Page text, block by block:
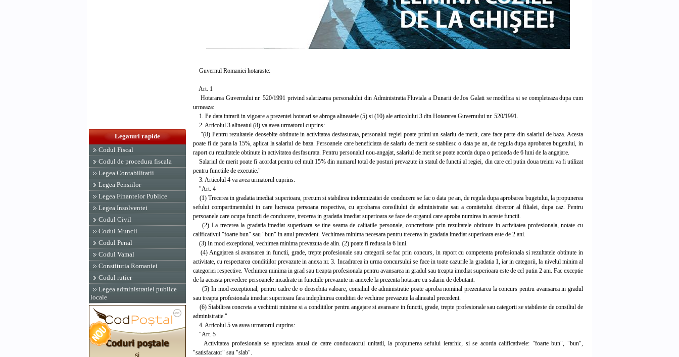
Legaturi rapide
Codul Fiscal
Codul de procedura fiscala
Legea Contabilitatii
Legea Pensiilor
Legea Finantelor Publice
Legea Insolventei
Codul Civil
Codul Muncii
Codul Penal
Codul Vamal
Constitutia Romaniei
Codul rutier
Legea administratiei publice
locale
Guvernul Romaniei hotaraste:
Art. 1
Hotararea Guvernului nr. 520/1991 privind salarizarea personalului din Administratia Fluviala a Dunarii de Jos Galati se modifica si se completeaza dupa cum
urmeaza:
1. Pe data intrarii in vigoare a prezentei hotarari se abroga alineatele (5) si (10) ale articolului 3 din Hotararea Guvernului nr. 520/1991.
2. Articolul 3 alineatul (8) va avea urmatorul cuprins:
"(8) Pentru rezultatele deosebite obtinute in activitatea desfasurata, personalul regiei poate primi un salariu de merit, care face parte din salariul de baza. Acesta
poate fi de pana la 15%, aplicat la salariul de baza. Persoanele care beneficiaza de salariu de merit se stabilesc o data pe an, de regula dupa aprobarea bugetului, in
raport cu rezultatele obtinute in activitatea desfasurata. Pentru personalul nou-angajat, salariul de merit se poate acorda dupa o perioada de 6 luni de la angajare.
Salariul de merit poate fi acordat pentru cel mult 15% din numarul total de posturi prevazute in statul de functii al regiei, din care cel putin doua treimi va fi utilizat
pentru functiile de executie."
3. Articolul 4 va avea urmatorul cuprins:
"Art. 4
(1) Trecerea in gradatia imediat superioara, precum si stabilirea indemnizatiei de conducere se fac o data pe an, de regula dupa aprobarea bugetului, la propunerea
sefului compartimentului in care lucreaza persoana respectiva, cu aprobarea consiliului de administratie sau a comitetului director al filialei, dupa caz. Pentru
persoanele care ocupa functii de conducere, trecerea in gradatia imediat superioara se face de organul care aproba numirea in aceste functii.
(2) La trecerea la gradatia imediat superioara se tine seama de calitatile personale, concretizate prin rezultatele obtinute in activitatea profesionala, notate cu
calificativul "foarte bun" sau "bun" in anul precedent. Vechimea minima necesara pentru trecerea in gradatia imediat superioara este de 2 ani.
(3) In mod exceptional, vechimea minima prevazuta de alin. (2) poate fi redusa la 6 luni.
(4) Angajarea si avansarea in functii, grade, trepte profesionale sau categorii se fac prin concurs, in raport cu competenta profesionala si rezultatele obtinute in
activitate, cu respectarea conditiilor prevazute in anexa nr. 3. Incadrarea in urma concursului se face in toate cazurile la gradatia 1, iar in categorii, la nivelul minim al
categoriei respective. Vechimea minima in grad sau treapta profesionala pentru avansarea in gradul sau treapta imediat superioara este de cel putin 2 ani. Fac exceptie
de la aceasta prevedere persoanele incadrate in functiile prevazute in anexele la prezenta hotarare cu salariu de debutant.
(5) In mod exceptional, pentru cadre de o deosebita valoare, consiliul de administratie poate aproba nominal prezentarea la concurs pentru avansarea in gradul
sau treapta profesionala imediat superioara fara indeplinirea conditiei de vechime prevazute la alineatul precedent.
(6) Stabilirea concreta a vechimii minime si a conditiilor pentru angajare si avansare in functii, grade, trepte profesionale sau categorii se stabileste de consiliul de
administratie."
4. Articolul 5 va avea urmatorul cuprins:
"Art. 5
Activitatea profesionala se apreciaza anual de catre conducatorul unitatii, la propunerea sefului ierarhic, si se acorda calificativele: "foarte bun", "bun",
"satisfacator" sau "slab".